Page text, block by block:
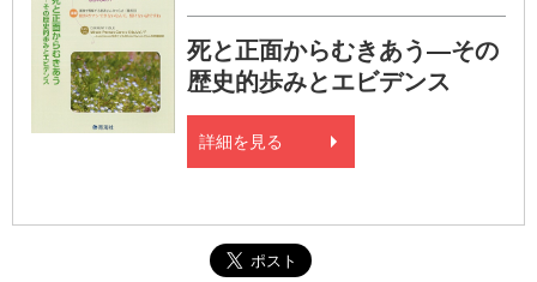
死と正面からむきあう―その
歴史的歩みとエビデンス
詳細を見る